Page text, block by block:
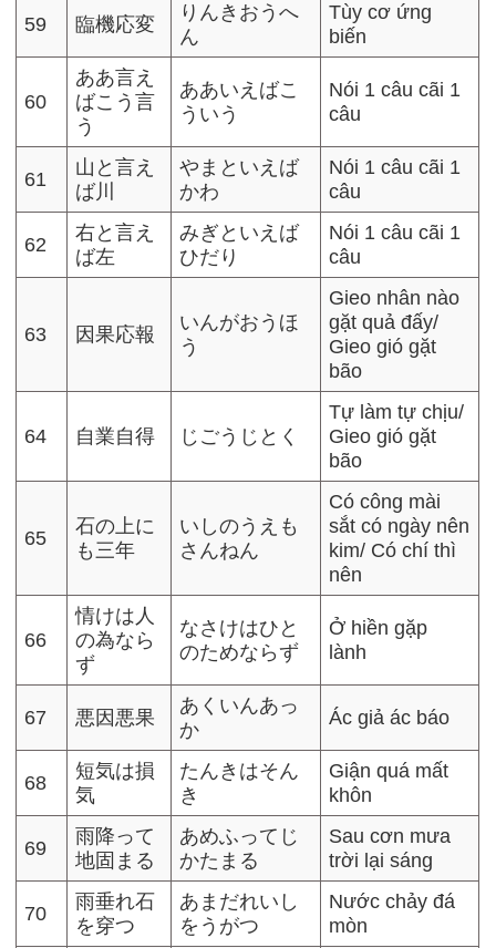
59 臨機応変
りんきおうへ
ん
Tùy cơ ứng
biến
60
ああ言え
ばこう言
う
ああいえばこ
ういう
Nói 1 câu cãi 1
câu
61
山と言え
ば川
やまといえば
かわ
Nói 1 câu cãi 1
câu
62
右と言え
ば左
みぎといえば
ひだり
Nói 1 câu cãi 1
câu
63 因果応報
いんがおうほ
う
Gieo nhân nào
gặt quả đấy/
Gieo gió gặt
bão
64 自業自得 じごうじとく
Tự làm tự chịu/
Gieo gió gặt
bão
65
石の上に
も三年
いしのうえも
さんねん
Có công mài
sắt có ngày nên
kim/ Có chí thì
nên
66
情けは人
の為なら
ず
なさけはひと
のためならず
Ở hiền gặp
lành
67 悪因悪果
あくいんあっ
か
Ác giả ác báo
68
短気は損
気
たんきはそん
き
Giận quá mất
khôn
69
雨降って
地固まる
あめふってじ
かたまる
Sau cơn mưa
trời lại sáng
70
雨垂れ石
を穿つ
あまだれいし
をうがつ
Nước chảy đá
mòn